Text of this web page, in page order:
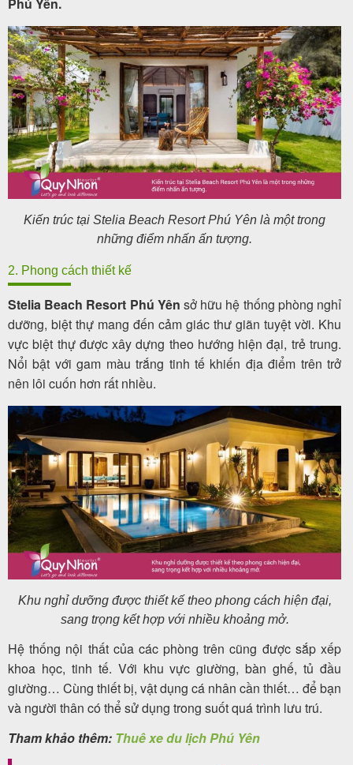
Phú Yên.
Kiến trúc tại Stelia Beach Resort Phú Yên là một trong
những điểm nhấn ấn tượng.
2. Phong cách thiết kế
Stelia Beach Resort Phú Yên sở hữu hệ thống phòng nghỉ
dưỡng, biệt thự mang đến cảm giác thư giãn tuyệt vời. Khu
vực biệt thự được xây dựng theo hướng hiện đại, trẻ trung.
Nổi bật với gam màu trắng tinh tế khiến địa điểm trên trở
nên lôi cuốn hơn rất nhiều.
Khu nghỉ dưỡng được thiết kế theo phong cách hiện đại,
sang trọng kết hợp với nhiều khoảng mở.
Hệ thống nội thất của các phòng trên cũng được sắp xếp
khoa học, tinh tế. Với khu vực giường, bàn ghế, tủ đầu
giường… Cùng thiết bị, vật dụng cá nhân cần thiết… để bạn
và người thân có thể sử dụng trong suốt quá trình lưu trú.
Tham khảo thêm: Thuê xe du lịch Phú Yên